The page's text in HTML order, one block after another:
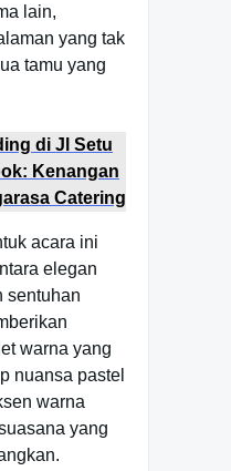
lain,
yang tak
tamu yang
di Jl Setu
Kenangan
Catering
acara ini
elegan
sentuhan
warna yang
nuansa pastel
warna
yang